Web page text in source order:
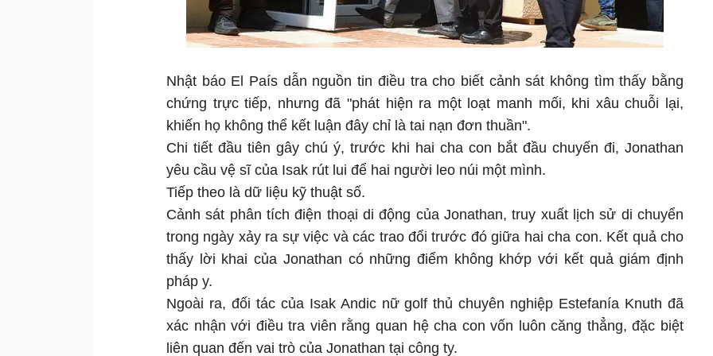
Nhật báo El País dẫn nguồn tin điều tra cho biết cảnh sát không tìm thấy bằng
chứng trực tiếp, nhưng đã "phát hiện ra một loạt manh mối, khi xâu chuỗi lại,
khiến họ không thể kết luận đây chỉ là tai nạn đơn thuần".
Chi tiết đầu tiên gây chú ý, trước khi hai cha con bắt đầu chuyến đi, Jonathan
yêu cầu vệ sĩ của Isak rút lui để hai người leo núi một mình.
Tiếp theo là dữ liệu kỹ thuật số.
Cảnh sát phân tích điện thoại di động của Jonathan, truy xuất lịch sử di chuyển
trong ngày xảy ra sự việc và các trao đổi trước đó giữa hai cha con. Kết quả cho
thấy lời khai của Jonathan có những điểm không khớp với kết quả giám định
pháp y.
Ngoài ra, đối tác của Isak Andic nữ golf thủ chuyên nghiệp Estefanía Knuth đã
xác nhận với điều tra viên rằng quan hệ cha con vốn luôn căng thẳng, đặc biệt
liên quan đến vai trò của Jonathan tại công ty.